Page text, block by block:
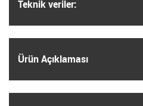
Teknik veriler:
Ürün Açıklaması